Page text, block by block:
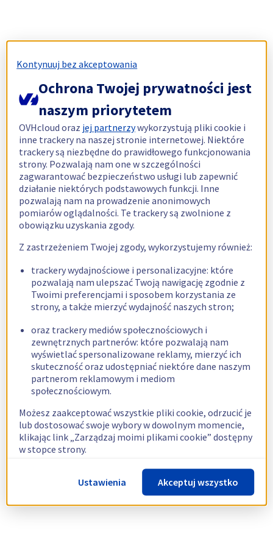
Kontynuuj bez akceptowania
Ochrona Twojej prywatności jest
naszym priorytetem
OVHcloud oraz jej partnerzywykorzystują pliki cookie i
inne trackery na naszej stronie internetowej. Niektóre
trackery są niezbędne do prawidłowego funkcjonowania
strony. Pozwalają nam one w szczególności
zagwarantować bezpieczeństwo usługi lub zapewnić
działanie niektórych podstawowych funkcji. Inne
pozwalają nam na prowadzenie anonimowych
pomiarów oglądalności. Te trackery są zwolnione z
obowiązku uzyskania zgody.
Z zastrzeżeniem Twojej zgody, wykorzystujemy również:
trackery wydajnościowe i personalizacyjne: które
pozwalają nam ulepszać Twoją nawigację zgodnie z
Twoimi preferencjami i sposobem korzystania ze
strony, a także mierzyć wydajność naszych stron;
oraz trackery mediów społecznościowych i
zewnętrznych partnerów: które pozwalają nam
wyświetlać spersonalizowane reklamy, mierzyć ich
skuteczność oraz udostępniać niektóre dane naszym
partnerom reklamowym i mediom
społecznościowym.
Możesz zaakceptować wszystkie pliki cookie, odrzucić je
lub dostosować swoje wybory w dowolnym momencie,
klikając link „Zarządzaj moimi plikami cookie” dostępny
w stopce strony.
Więcej informacji znajdziesz w naszejpolityce
dotyczącej wykorzystywania plików cookie.
Ustawienia Akceptuj wszystko